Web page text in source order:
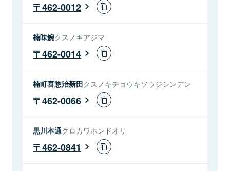
462-0012
楠味鋺クスノキアジマ
462-0014
楠町喜惣治新田クスノキチョウキソウジシンデン
462-0066
黒川本通クロカワホンドオリ
462-0841